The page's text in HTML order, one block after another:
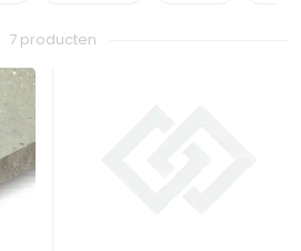
7 producten